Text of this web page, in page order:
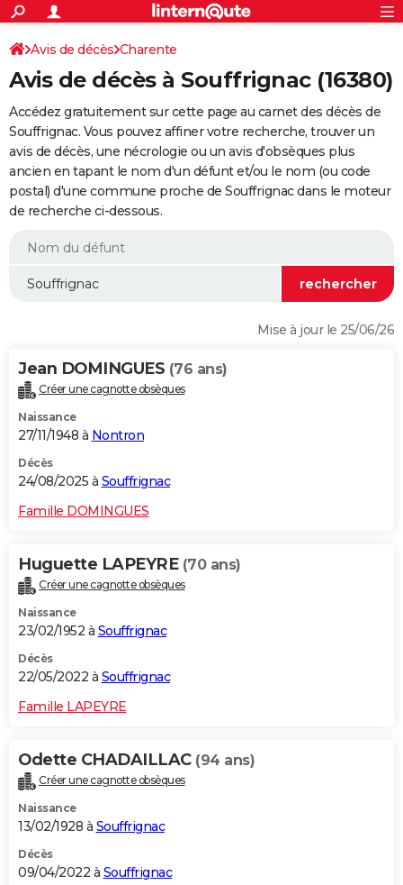
ACTUALITÉS
Politique
Société
Faits Divers
Education
Monde
Villes
+
SPORT
Coupe du monde 2026
Football
Tennis
Cyclisme
Rugby
Forum
Programme TV
TNT
Streaming
Cinéma
Sorties cinéma
Musique
+
FINANCE
Retraite
Impôts
Epargne
Immobilier
Risques naturels par ville
Banque
Assurance
Crédit
AUTO
Essais
Réserver un essai
Citadines
Berlines
SUV
Forum auto
+
HIGH-TECH
BRICOLAGE
WEEK-END
Alimentation
Guide de la santé
Maladies
Médicaments
Sommeil
VOYAGE
Destinations
City break
Voyage nature
Voyage de noces
Forum
Climat
+PHOTO
GUIDES D'ACHAT
Carte de Noël
Carte Bonne année
Carte Saint-Valentin
Carte Pâques
Carte d'anniversaire
DICTIONNAIRE
Dictionnaire
Biographies
Citations
Expressions
Proverbes
PROGRAMME TV
S'inscrire
Se connecter
Lycées
Collèges
Primaires
Universités
Entreprises
Service militaire
Avis de recherche
AVIS DE DÉCÈS
FORUM
Bricolage
Lifestyle
Culture
Auto
Television
Voyage
Cinema
Connexion
Avis de décès Charente
Avis de décès à Souffrignac (16380)
Accédez gratuitement sur cette page au carnet des décès de
Souffrignac. Vous pouvez affiner votre recherche, trouver un
avis de décès, une nécrologie ou un avis d'obsèques plus
ancien en tapant le nom d'un défunt et/ou le nom (ou code
postal) d'une commune proche de Souffrignac dans le moteur
de recherche ci-dessous.
Mise à jour le 25/06/26
Jean DOMINGUES (76 ans)
Créer une cagnotte obsèques
Naissance
27/11/1948 à Nontron
Décès
24/08/2025 à Souffrignac
Famille DOMINGUES
Huguette LAPEYRE (70 ans)
Créer une cagnotte obsèques
Naissance
23/02/1952 à Souffrignac
Décès
22/05/2022 à Souffrignac
Famille LAPEYRE
Odette CHADAILLAC (94 ans)
Créer une cagnotte obsèques
Naissance
13/02/1928 à Souffrignac
Décès
09/04/2022 à Souffrignac